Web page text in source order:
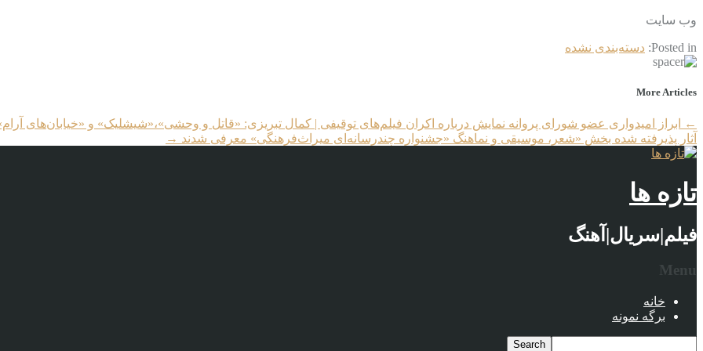
وب‌ سایت
Posted in: دسته‌بندی نشده
More Articles
←
ابراز امیدواری عضو شورای پروانه نمایش درباره اکران فیلم‌های توقیفی | کمال تبریزی: «قاتل و وحشی»،«شیشلیک» و «خیابان‌های
آثار پذیرفته شده بخش «شعر، موسیقی و نماهنگ «جشنواره چندرسانه‌ای میراث‌فرهنگی» معرفی شدند →
تازه ها
فیلم|سریال|آهنگ
Menu
خانه
برگه نمونه